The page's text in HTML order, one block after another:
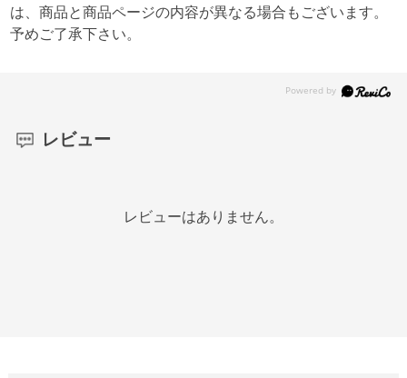
は、商品と商品ページの内容が異なる場合もございます。
予めご了承下さい。
レビュー
レビューはありません。